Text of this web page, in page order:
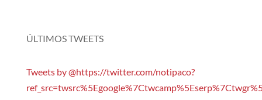
ÚLTIMOS TWEETS
Tweets by @https://twitter.com/notipaco?